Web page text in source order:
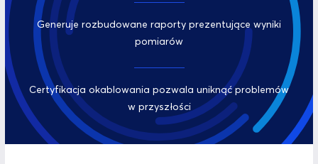
Generuje rozbudowane raporty prezentujące wyniki
pomiarów
Certyfikacja okablowania pozwala uniknąć problemów
w przyszłości